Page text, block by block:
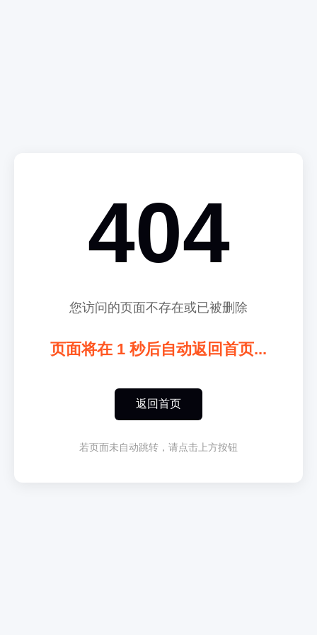
404
您访问的页面不存在或已被删除
页面将在 1 秒后自动返回首页...
返回首页
若页面未自动跳转，请点击上方按钮